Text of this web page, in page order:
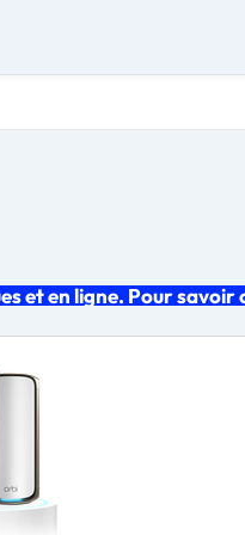
et en ligne. Pour